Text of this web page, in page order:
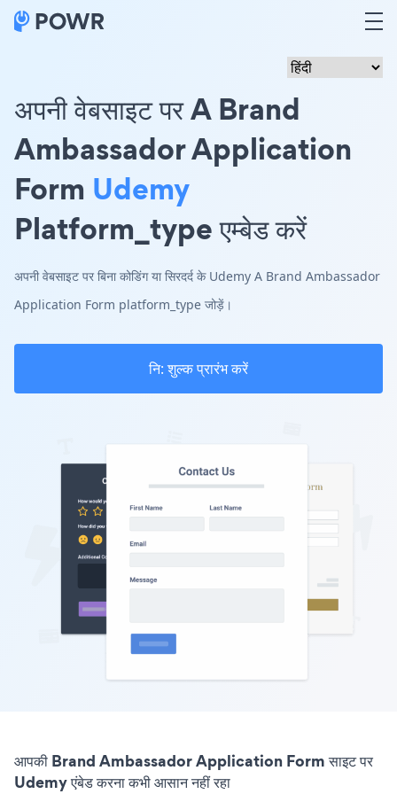
अपनी वेबसाइट पर A Brand
Ambassador Application
Form Udemy
Platform_type एम्बेड करें
अपनी वेबसाइट पर बिना कोडिंग या सिरदर्द के Udemy A Brand Ambassador
Application Form platform_type जोड़ें।
नि: शुल्क प्रारंभ करें
आपकी Brand Ambassador Application Form साइट पर
Udemy एंबेड करना कभी आसान नहीं रहा